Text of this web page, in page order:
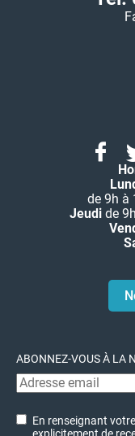
de 9h à
Jeudi de
ABONNEZ-VOUS À LA
En renseignant
explicitement de